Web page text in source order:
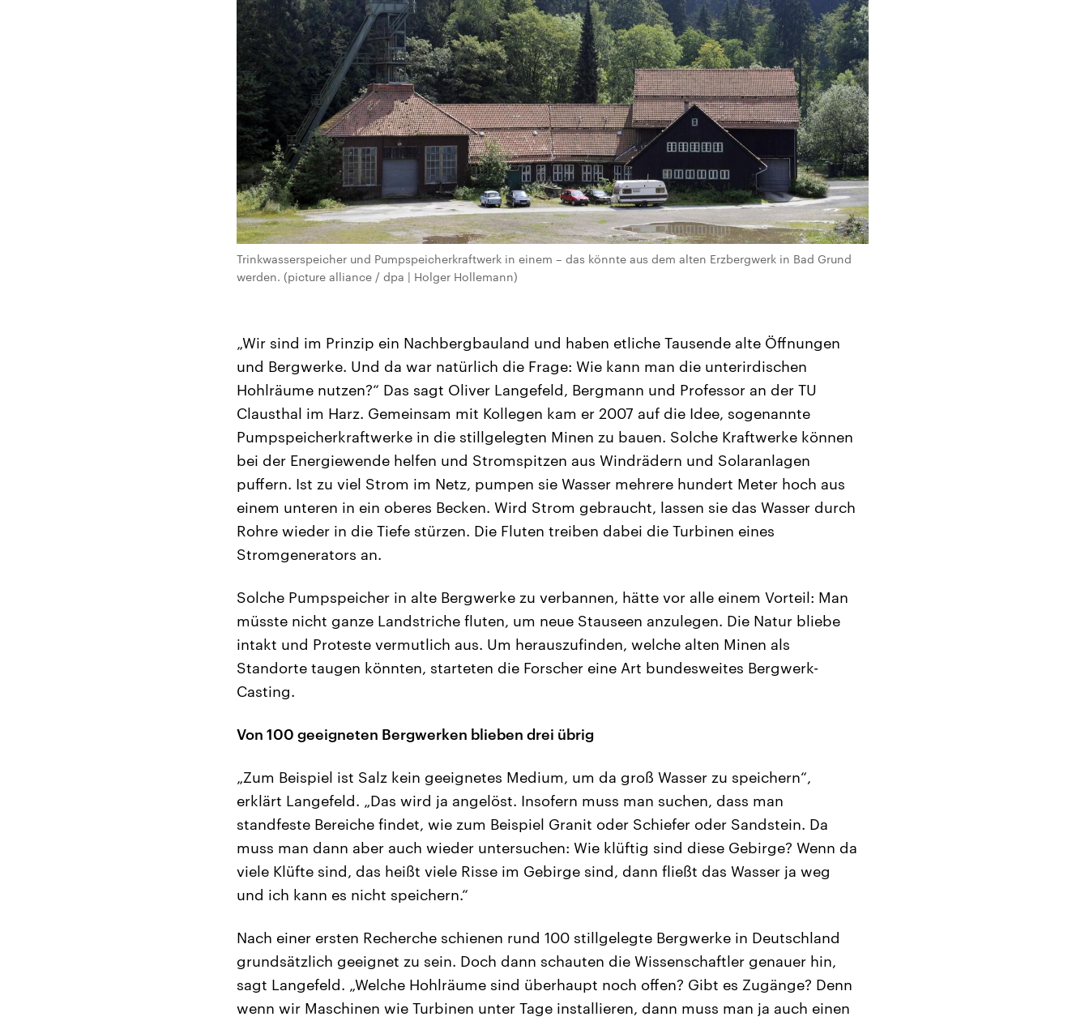
Trinkwasserspeicher und Pumpspeicherkraftwerk in einem – das könnte aus dem alten Erzbergwerk in Bad Grund
werden. (picture alliance / dpa | Holger Hollemann)
„Wir sind im Prinzip ein Nachbergbauland und haben etliche Tausende alte Öffnungen
und Bergwerke. Und da war natürlich die Frage: Wie kann man die unterirdischen
Hohlräume nutzen?“ Das sagt Oliver Langefeld, Bergmann und Professor an der TU
Clausthal im Harz. Gemeinsam mit Kollegen kam er 2007 auf die Idee, sogenannte
Pumpspeicherkraftwerke in die stillgelegten Minen zu bauen. Solche Kraftwerke können
bei der Energiewende helfen und Stromspitzen aus Windrädern und Solaranlagen
puffern. Ist zu viel Strom im Netz, pumpen sie Wasser mehrere hundert Meter hoch aus
einem unteren in ein oberes Becken. Wird Strom gebraucht, lassen sie das Wasser durch
Rohre wieder in die Tiefe stürzen. Die Fluten treiben dabei die Turbinen eines
Stromgenerators an.
Solche Pumpspeicher in alte Bergwerke zu verbannen, hätte vor alle einem Vorteil: Man
müsste nicht ganze Landstriche fluten, um neue Stauseen anzulegen. Die Natur bliebe
intakt und Proteste vermutlich aus. Um herauszufinden, welche alten Minen als
Standorte taugen könnten, starteten die Forscher eine Art bundesweites Bergwerk-
Casting.
Von 100 geeigneten Bergwerken blieben drei übrig
„Zum Beispiel ist Salz kein geeignetes Medium, um da groß Wasser zu speichern“,
erklärt Langefeld. „Das wird ja angelöst. Insofern muss man suchen, dass man
standfeste Bereiche findet, wie zum Beispiel Granit oder Schiefer oder Sandstein. Da
muss man dann aber auch wieder untersuchen: Wie klüftig sind diese Gebirge? Wenn da
viele Klüfte sind, das heißt viele Risse im Gebirge sind, dann fließt das Wasser ja weg
und ich kann es nicht speichern.“
Nach einer ersten Recherche schienen rund 100 stillgelegte Bergwerke in Deutschland
grundsätzlich geeignet zu sein. Doch dann schauten die Wissenschaftler genauer hin,
sagt Langefeld. „Welche Hohlräume sind überhaupt noch offen? Gibt es Zugänge? Denn
wenn wir Maschinen wie Turbinen unter Tage installieren, dann muss man ja auch einen